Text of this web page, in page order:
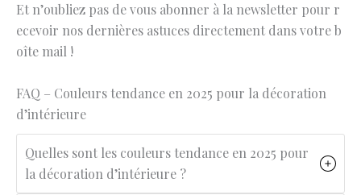
Et n’oubliez pas de vous abonner à la newsletter pour r
ecevoir nos dernières astuces directement dans votre b
oîte mail !
FAQ – Couleurs tendance en 2025 pour la décoration
d’intérieure
Quelles sont les couleurs tendance en 2025 pour
la décoration d’intérieure ?